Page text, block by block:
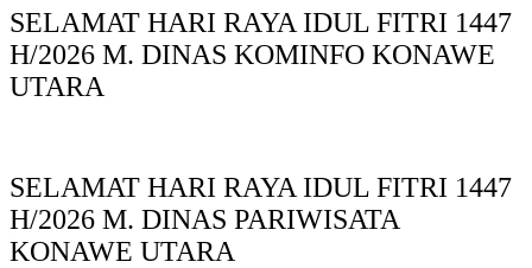
SELAMAT HARI RAYA IDUL FITRI 1447
H/2026 M. DINAS KOMINFO KONAWE
UTARA
SELAMAT HARI RAYA IDUL FITRI 1447
H/2026 M. DINAS PARIWISATA
KONAWE UTARA